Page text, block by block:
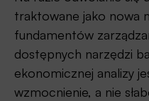
traktowane jako nowa
fundamentów
dostępnych narzędzi
ekonomicznej analizy
wzmocnienie, a nie